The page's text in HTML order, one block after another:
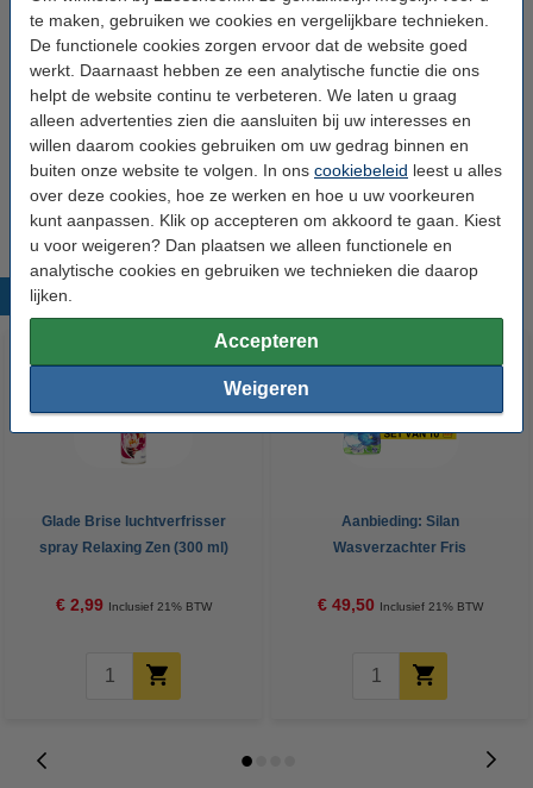
te maken, gebruiken we cookies en vergelijkbare technieken.
De functionele cookies zorgen ervoor dat de website goed
werkt. Daarnaast hebben ze een analytische functie die ons
helpt de website continu te verbeteren. We laten u graag
alleen advertenties zien die aansluiten bij uw interesses en
willen daarom cookies gebruiken om uw gedrag binnen en
buiten onze website te volgen. In ons cookiebeleid leest u alles
over deze cookies, hoe ze werken en hoe u uw voorkeuren
kunt aanpassen. Klik op accepteren om akkoord te gaan. Kiest
u voor weigeren? Dan plaatsen we alleen functionele en
analytische cookies en gebruiken we technieken die daarop
lijken.
Accepteren
Weigeren
Gewicht: 4.995 g
Toepassing: Textiel
Aantal:
Extra info: Veiligheidsinformatieblad
Type verpakking: Voordeel
Glade Brise luchtverfrisser
spray Relaxing Zen (300 ml)
€ 2,99 Inclusief 21% BTW
Aanbieding: Silan
Wasverzachter Fris
- 520 wasbeurten)
€ 49,50 Inclusief 21% BTW